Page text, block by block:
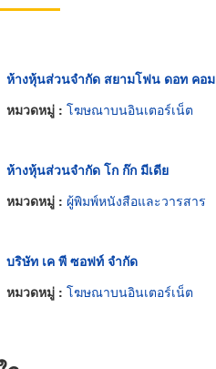
ห้างหุ้นส่วนจำกัด สยามโฟน ดอท คอม
หมวดหมู่ : โฆษณาบนอินเตอร์เน็ต
ห้างหุ้นส่วนจำกัด โก ก๊ก มีเดีย
หมวดหมู่ : ผู้พิมพ์หนังสือและวารสาร
บริษัท เค พี ซอฟท์ จำกัด
หมวดหมู่ : โฆษณาบนอินเตอร์เน็ต